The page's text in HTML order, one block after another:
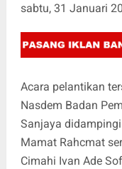
sabtu, 31 Januari
Acara pelantikan
Nasdem Badan
Sanjaya
Mamat Rahcmat
Cimahi Ivan Ade